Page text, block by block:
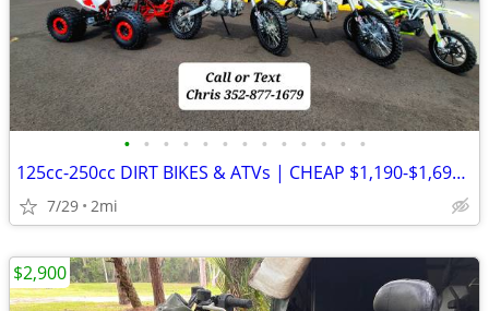
• • • • • • • • • • • • •
125cc-250cc DIRT BIKES & ATVs | CHEAP $1,190-$1,690 OUT THE DOOR
7/29 2mi
$2,900